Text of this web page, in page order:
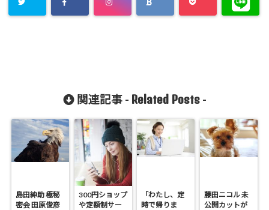
関連記事 - Related Posts-
島田紳助 極秘
密会 田原俊彦
300円ショップ
や定額制サー
「わたし、定
時で帰りま
藤田ニコル 未
公開カットが